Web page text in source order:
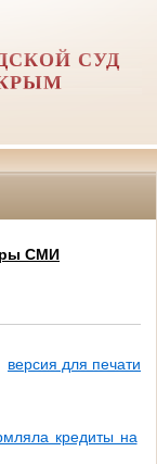
СУД
СМИ
версия для печати
кредиты на